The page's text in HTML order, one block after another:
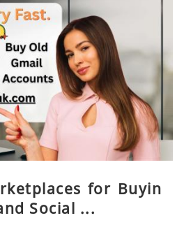
for Buyin
Social ...